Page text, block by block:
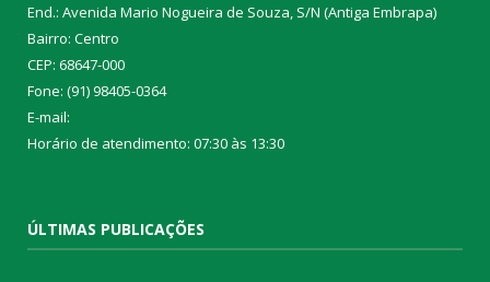
End.: Avenida Mario Nogueira de Souza, S/N (Antiga Embrapa)
Bairro: Centro
CEP: 68647-000
Fone: (91) 98405-0364
E-mail:
Horário de atendimento: 07:30 às 13:30
ÚLTIMAS PUBLICAÇÕES